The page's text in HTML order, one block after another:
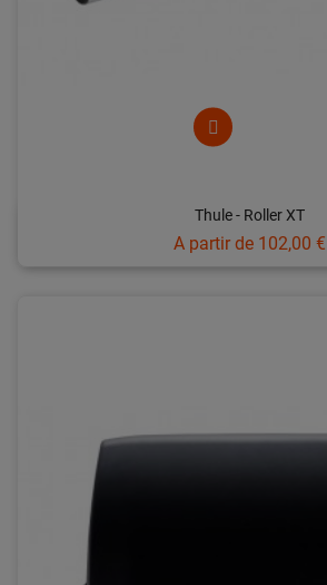
Thule - Roller XT
A partir de Prix
102,00 €